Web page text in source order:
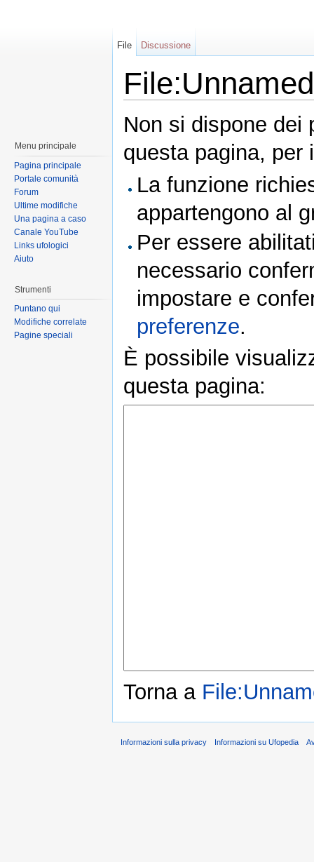
Non si dispone dei
questa pagina, per
La funzione
appartengono al
Per essere
necessario
impostare e
preferenze.
È possibile
questa pagina:
Torna a
File Discussione
Menu principale
Pagina principale
Portale comunità
Forum
Ultime modifiche
Una pagina a caso
Canale YouTube
Links ufologici
Aiuto
Strumenti
Puntano qui
Modifiche correlate
Pagine speciali
Informazioni sulla privacy Informazioni su Ufopedia